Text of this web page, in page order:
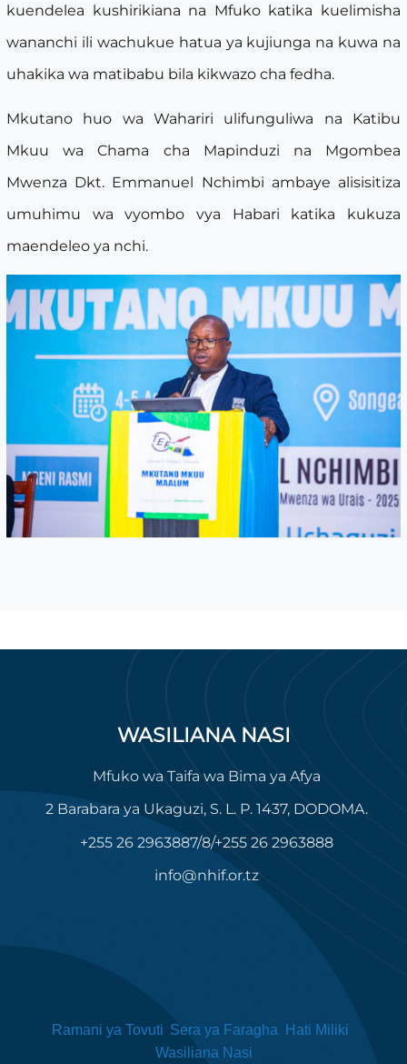
kuendelea kushirikiana na Mfuko katika kuelimisha
wananchi ili wachukue hatua ya kujiunga na kuwa na
uhakika wa matibabu bila kikwazo cha fedha.
Mkutano huo wa Wahariri ulifunguliwa na Katibu
Mkuu wa Chama cha Mapinduzi na Mgombea
Mwenza Dkt. Emmanuel Nchimbi ambaye alisisitiza
umuhimu wa vyombo vya Habari katika kukuza
maendeleo ya nchi.
WASILIANA NASI
Mfuko wa Taifa wa Bima ya Afya
2 Barabara ya Ukaguzi, S. L. P. 1437, DODOMA.
+255 26 2963887/8/+255 26 2963888
info@nhif.or.tz
Ramani ya Tovuti Sera ya Faragha
Hati Miliki
Wasiliana Nasi